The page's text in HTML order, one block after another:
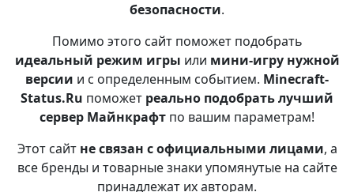
безопасности.
Помимо этого сайт поможет подобрать
идеальный режим игры или мини-игру нужной
версии и с определенным событием. Minecraft-
Status.Ru поможет реально подобрать лучший
сервер Майнкрафт по вашим параметрам!
Этот сайт не связан с официальными лицами, а
все бренды и товарные знаки упомянутые на сайте
принадлежат их авторам.